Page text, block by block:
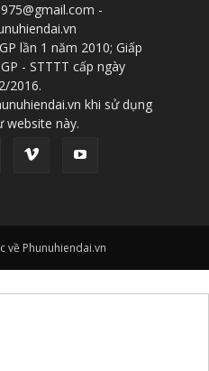
-
lần 1 năm 2010; Giấp
- STTTT cấp ngày
2016.
khi sử dụng
website này.
về Phunuhiendai.vn